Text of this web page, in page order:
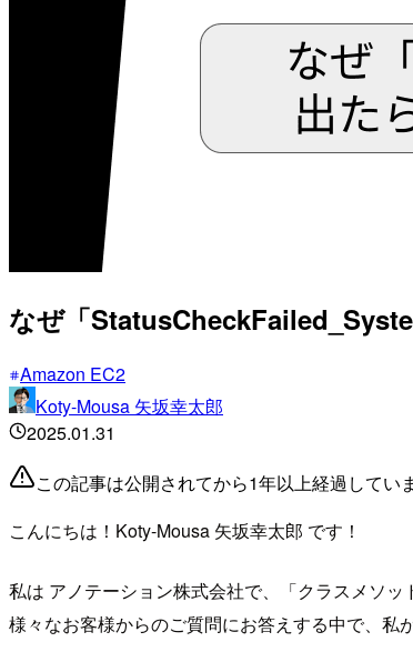
なぜ「
Amazon EC2
Koty-Mousa 矢坂幸太郎
2025.01.31
この記事は公開されてから1年以上経過してい
こんにちは！Koty-Mousa 矢坂幸太郎 です！
私は アノテーション株式会社で、「クラスメソッ
様々なお客様からのご質問にお答えする中で、私